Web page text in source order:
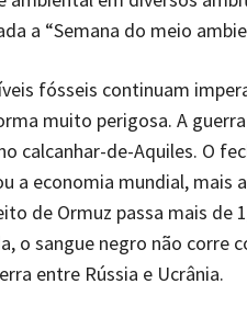
a “Semana do meio
fósseis continuam
muito perigosa. A
calcanhar-de-Aquiles. O
a economia mundial, mais
de Ormuz passa mais de
o sangue negro não corre
entre Rússia e Ucrânia.